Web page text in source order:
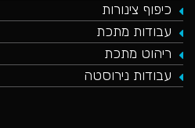
כיפוף צינורות
עבודות מתכת
ריהוט מתכת
עבודות נירוסטה